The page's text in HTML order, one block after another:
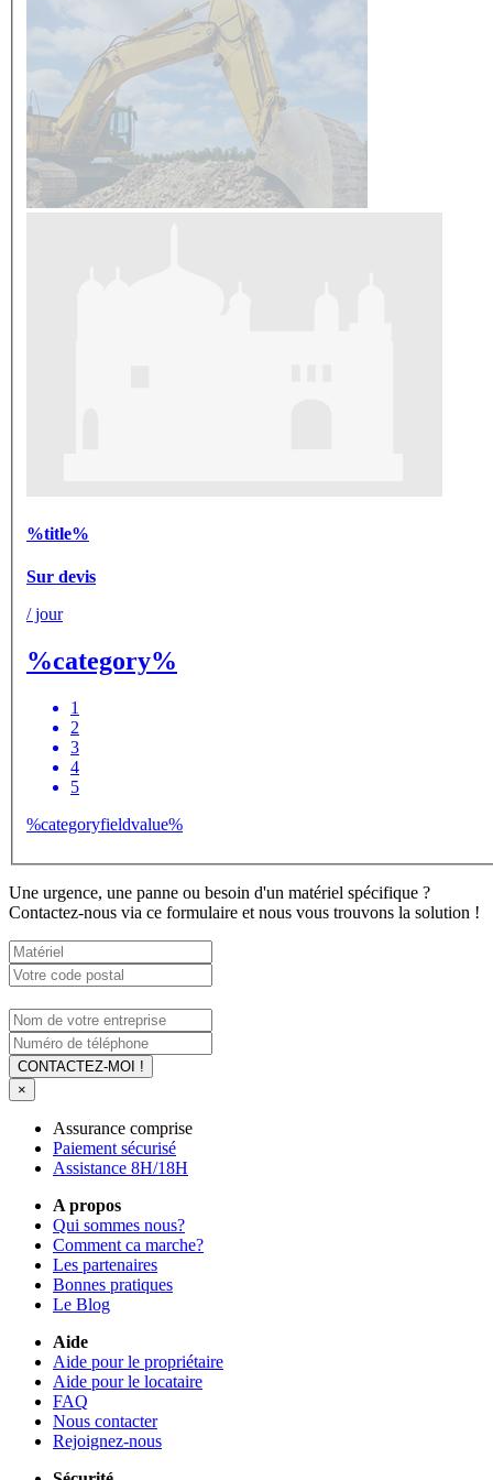
%title%
Sur devis
/ jour
%category%
1
2
3
4
5
%categoryfieldvalue%
Une urgence, une panne ou besoin d'un matériel spécifique ?
Contactez-nous via ce formulaire et nous vous trouvons la solution !
CONTACTEZ-MOI !
×
Assurance comprise
Paiement sécurisé
Assistance 8H/18H
A propos
Qui sommes nous?
Comment ca marche?
Les partenaires
Bonnes pratiques
Le Blog
Aide
Aide pour le propriétaire
Aide pour le locataire
FAQ
Nous contacter
Rejoignez-nous